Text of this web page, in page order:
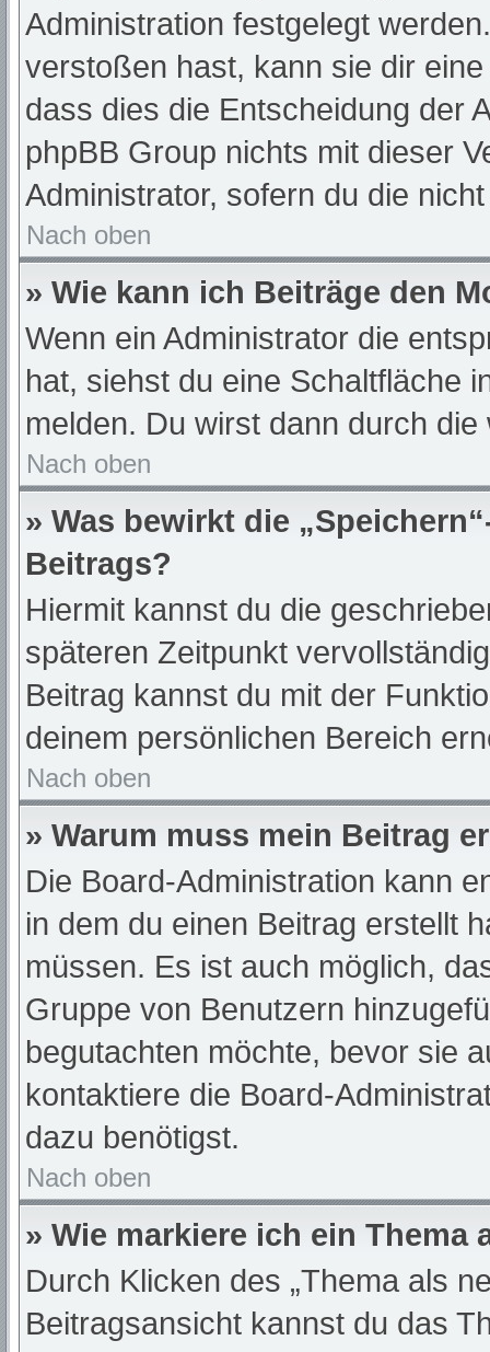
Administration festgelegt
verstoßen hast, kann sie dir
dass dies die Entscheidung der
phpBB Group nichts mit dieser
Administrator, sofern du die
Nach oben
» Wie kann ich Beiträge den
Wenn ein Administrator die
hat, siehst du eine Schaltfläche
melden. Du wirst dann durch
Nach oben
» Was bewirkt die
Beitrags?
Hiermit kannst du die
späteren Zeitpunkt
Beitrag kannst du mit der
deinem persönlichen Bereich
Nach oben
» Warum muss mein Beitrag
Die Board-Administration kann
in dem du einen Beitrag erstellt
müssen. Es ist auch möglich,
Gruppe von Benutzern
begutachten möchte, bevor sie
kontaktiere die Board-
dazu benötigst.
Nach oben
» Wie markiere ich ein Thema
Durch Klicken des „Thema als
Beitragsansicht kannst du das